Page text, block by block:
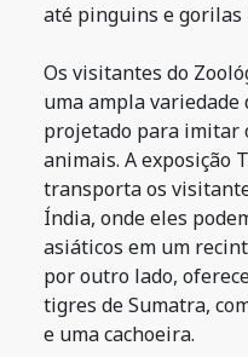
até pinguins e gorilas
Os visitantes do
uma ampla variedade
projetado para imitar
animais. A exposição
transporta os
Índia, onde eles
asiáticos em um
por outro lado,
tigres de Sumatra,
e uma cachoeira.